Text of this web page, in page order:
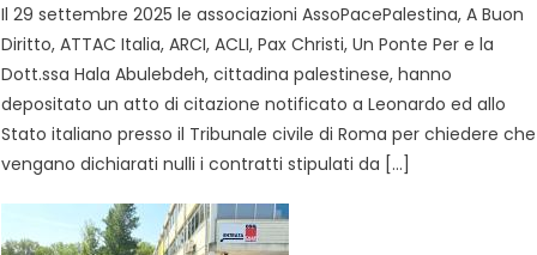
Il 29 settembre 2025 le associazioni AssoPacePalestina, A Buon
Diritto, ATTAC Italia, ARCI, ACLI, Pax Christi, Un Ponte Per e la
Dott.ssa Hala Abulebdeh, cittadina palestinese, hanno
depositato un atto di citazione notificato a Leonardo ed allo
Stato italiano presso il Tribunale civile di Roma per chiedere che
vengano dichiarati nulli i contratti stipulati da […]